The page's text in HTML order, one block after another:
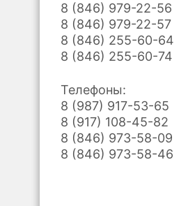
8 (846) 979-22-56
8 (846) 979-22-57
8 (846) 255-60-64
8 (846) 255-60-74
Телефоны:
8 (987) 917-53-65
8 (917) 108-45-82
8 (846) 973-58-09
8 (846) 973-58-46